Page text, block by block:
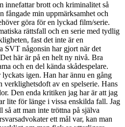
innefattar brott och kriminalitet så
fångade min uppmärksamhet och
göra för en lyckad film/serie.
rättsfall och en serie med tydlig
fast det inte är en
SVT någonsin har gjort när det
här är på en helt ny nivå. Bra
och en del kända skådespelare.
igen. Han har ännu en gång
verklighetsdoft av en spelserie. Hans
Den enda kritiken jag har är att jag
lite för länge i vissa enskilda fall. Jag
så att man inte tröttna på själva
ett mål var, kan man